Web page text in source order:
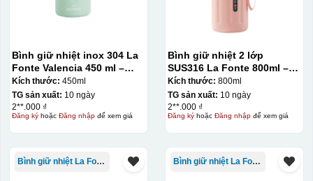
Bình giữ nhiệt inox 304 La
Fonte Valencia 450 ml –
012355
Kích thước: 450ml
TG sản xuất: 10 ngày
2**.000 ₫
Đăng kýhoặc Đăng nhậpđể xem giá
Bình giữ nhiệt 2 lớp
SUS316 La Fonte 800ml –
012720
Kích thước: 800ml
TG sản xuất: 10 ngày
2**.000 ₫
Đăng kýhoặc Đăng nhậpđể xem giá
Bình giữ nhiệt La Fonte Bình giữ nhiệt La Fonte